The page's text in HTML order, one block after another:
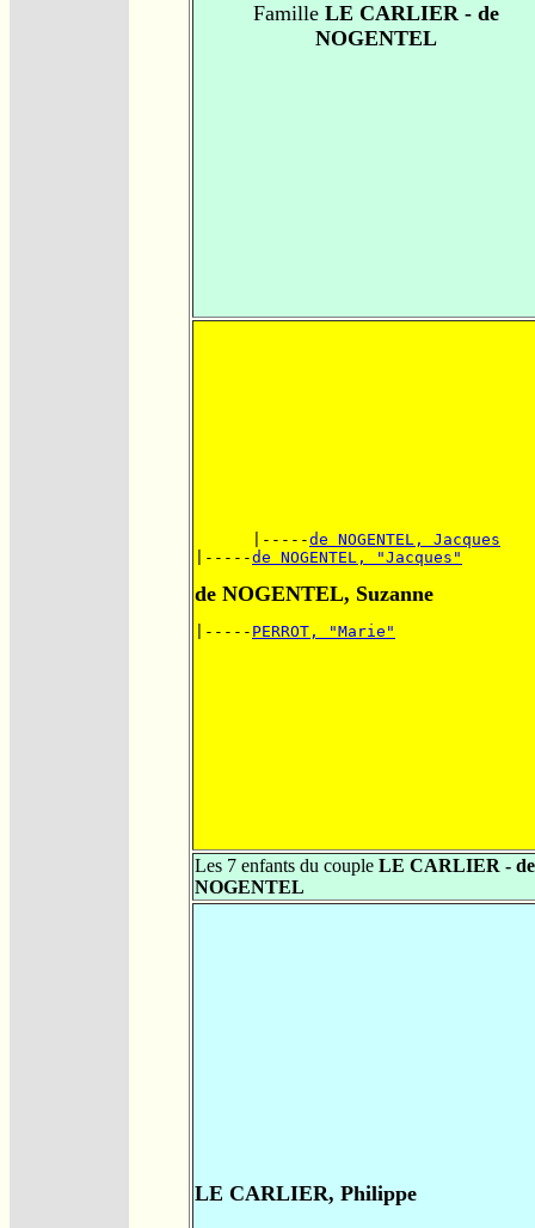
FamilleLE CARLIER - de
NOGENTEL
      |-----
de NOGENTEL, Jacques
|-----de NOGENTEL, "Jacques"
de NOGENTEL, Suzanne
|----- PERROT, "Marie"
Les 7 enfants du couple LE CARLIER - de
NOGENTEL
LE CARLIER, Philippe